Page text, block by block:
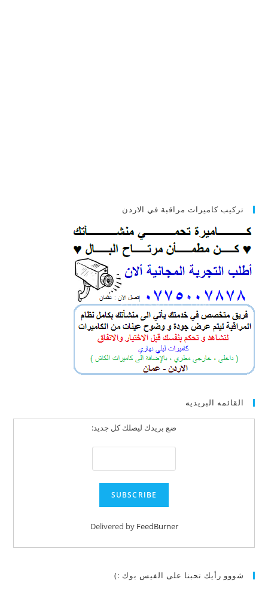
تركيب كاميرات مراقبة في الاردن
القائمه البريديه
ضع بريدك ليصلك كل جديد:
Delivered by FeedBurner
شووو رأيك تحبنا على الفيس بوك :)